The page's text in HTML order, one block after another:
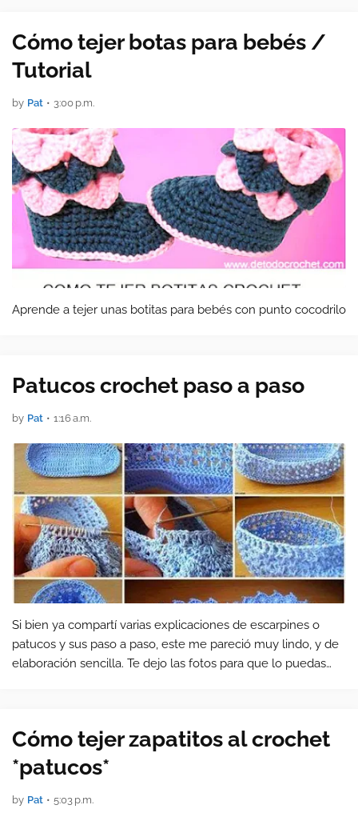
Cómo tejer botas para bebés /
Tutorial
by Pat • 3:00 p.m.
Aprende a tejer unas botitas para bebés con punto cocodrilo
Patucos crochet paso a paso
by Pat • 1:16 a.m.
Si bien ya compartí varias explicaciones de escarpines o
patucos y sus paso a paso, este me pareció muy lindo, y de
elaboración sencilla. Te dejo las fotos para que lo puedas
Cómo tejer zapatitos al crochet
*patucos*
by Pat • 5:03 p.m.